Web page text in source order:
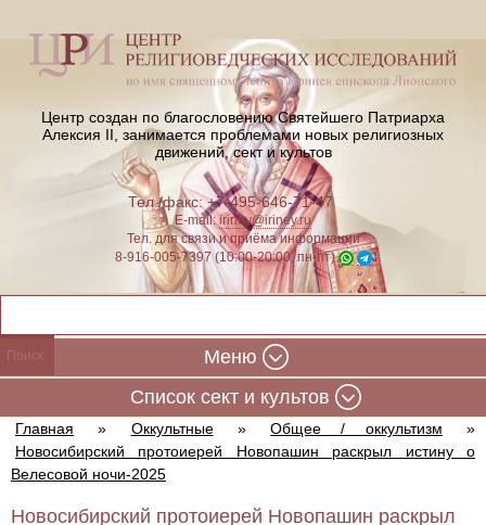
Центр создан по благословению Святейшего Патриарха
Алексия II, занимается проблемами новых религиозных
движений, сект и культов
Тел./факс: +7-495-646-71-47
E-mail:iriney@iriney.ru
Тел. для связи и приёма информации
8-916-005-7397 (10:00-20:00, пн-пт)
Меню
Cписок сект и культов
Главная » Оккультные » Общее / оккультизм
»
Новосибирский протоиерей Новопашин раскрыл истину о
Велесовой ночи-2025
Новосибирский протоиерей Новопашин раскрыл